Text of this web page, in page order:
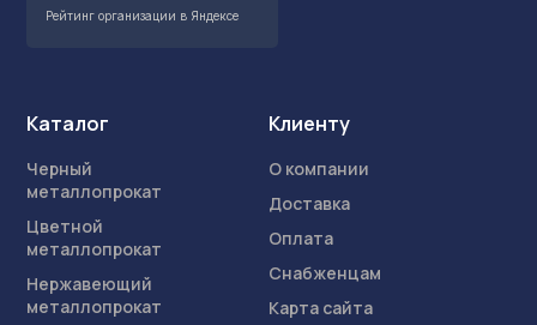
Рейтинг организации в Яндексе
Каталог
Черный
металлопрокат
Цветной
металлопрокат
Нержавеющий
металлопрокат
Клиенту
О компании
Доставка
Оплата
Снабженцам
Карта сайта